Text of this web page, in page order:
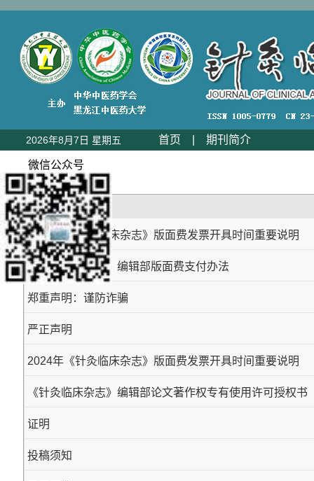
2026年8月7日 星期五 首页 期刊简介
标题
2025年《针灸临床杂志》版面费发票开具时间重要说明
《针灸临床杂志》编辑部版面费支付办法
郑重声明：谨防诈骗
严正声明
2024年《针灸临床杂志》版面费发票开具时间重要说明
《针灸临床杂志》编辑部论文著作权专有使用许可授权书
证明
投稿须知
微信公众号